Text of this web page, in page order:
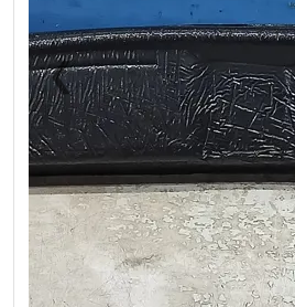
❮Previous